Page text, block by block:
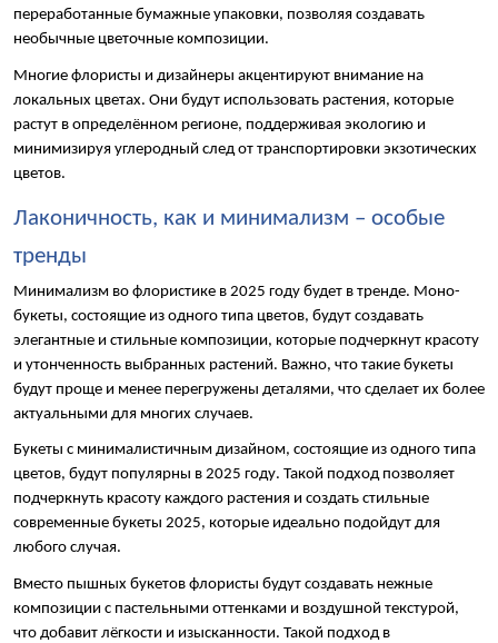
переработанные бумажные упаковки, позволяя создавать
необычные цветочные композиции.
Многие флористы и дизайнеры акцентируют внимание на
локальных цветах. Они будут использовать растения, которые
растут в определённом регионе, поддерживая экологию и
минимизируя углеродный след от транспортировки экзотических
цветов.
Лаконичность, как и минимализм – особые
тренды
Минимализм во флористике в 2025 году будет в тренде. Моно-
букеты, состоящие из одного типа цветов, будут создавать
элегантные и стильные композиции, которые подчеркнут красоту
и утонченность выбранных растений. Важно, что такие букеты
будут проще и менее перегружены деталями, что сделает их более
актуальными для многих случаев.
Букеты с минималистичным дизайном, состоящие из одного типа
цветов, будут популярны в 2025 году. Такой подход позволяет
подчеркнуть красоту каждого растения и создать стильные
современные букеты 2025, которые идеально подойдут для
любого случая.
Вместо пышных букетов флористы будут создавать нежные
композиции с пастельными оттенками и воздушной текстурой,
что добавит лёгкости и изысканности. Такой подход в